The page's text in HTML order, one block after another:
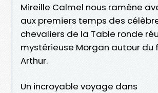
Mireille Calmel nous ramène
aux premiers temps des
chevaliers de la Table ronde
mystérieuse Morgan autour du
Arthur.
Un incroyable voyage dans